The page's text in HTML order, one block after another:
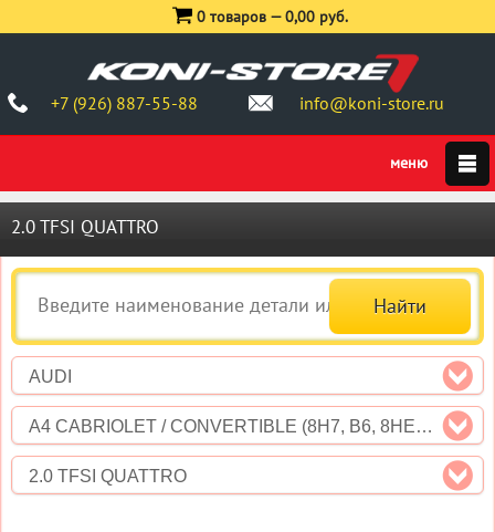
+7 (926) 887-55-88 info@koni-store.ru
0 товаров —0,00 руб.
2.0 TFSI QUATTRO
AUDI
A4 CABRIOLET / CONVERTIBLE (8H7, B6, 8HE, B7)
2.0 TFSI QUATTRO